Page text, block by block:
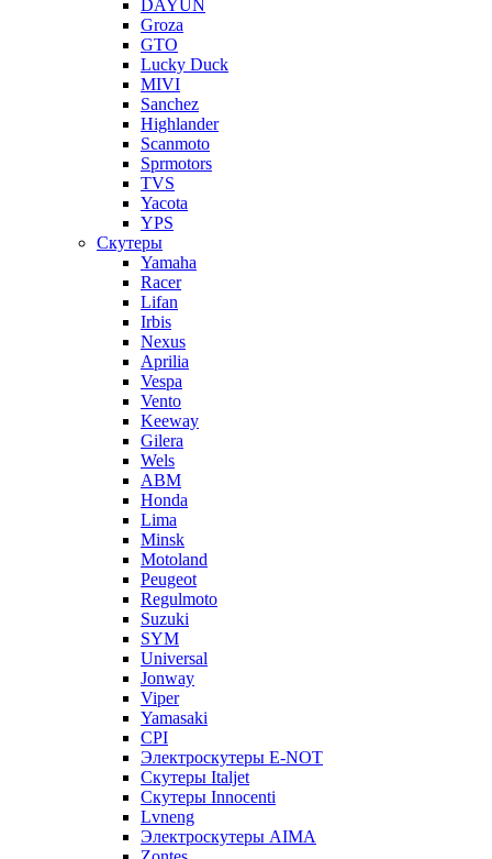
DAYUN
Groza
GTO
Lucky Duck
MIVI
Sanchez
Highlander
Scanmoto
Sprmotors
TVS
Yacota
YPS
Скутеры
Yamaha
Racer
Lifan
Irbis
Nexus
Aprilia
Vespa
Vento
Keeway
Gilera
Wels
ABM
Honda
Lima
Minsk
Motoland
Peugeot
Regulmoto
Suzuki
SYM
Universal
Jonway
Viper
Yamasaki
CPI
Электроскутеры E-NOT
Скутеры Italjet
Скутеры Innocenti
Lvneng
Электроскутеры AIMA